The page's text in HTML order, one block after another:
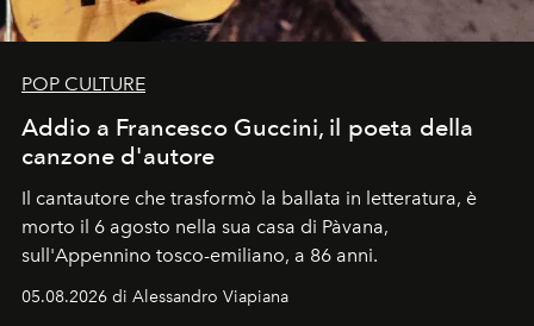
POP CULTURE
Addio a Francesco Guccini, il poeta della
canzone d'autore
Il cantautore che trasformò la ballata in letteratura, è
morto il 6 agosto nella sua casa di Pàvana,
sull'Appennino tosco-emiliano, a 86 anni.
05.08.2026 di Alessandro Viapiana